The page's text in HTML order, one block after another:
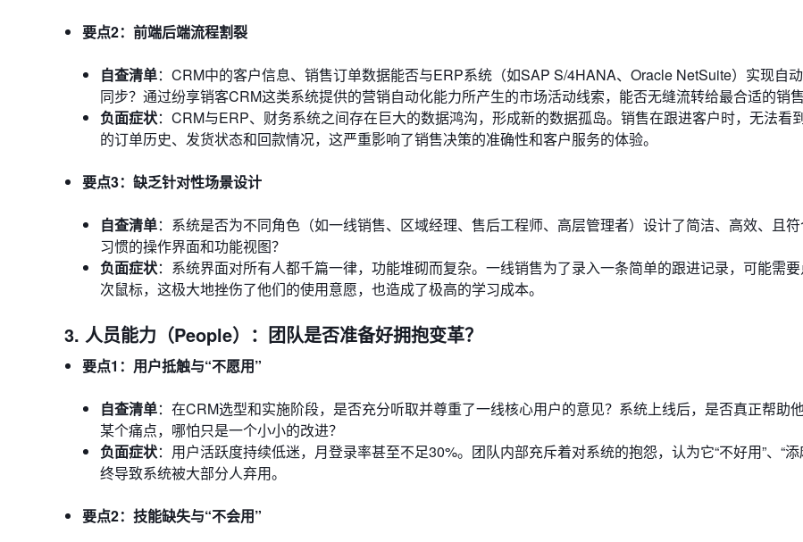
要点2：前端后端流程割裂
自查清单：CRM中的客户信息、销售订单数据能否与ERP系统（如SAP S/4HANA、Oracle NetSuite）实现自
同步？通过纷享销客CRM这类系统提供的营销自动化能力所产生的市场活动线索，能否无缝流转给最合适的销售
负面症状：CRM与ERP、财务系统之间存在巨大的数据鸿沟，形成新的数据孤岛。销售在跟进客户时，无法看
的订单历史、发货状态和回款情况，这严重影响了销售决策的准确性和客户服务的体验。
要点3：缺乏针对性场景设计
自查清单：系统是否为不同角色（如一线销售、区域经理、售后工程师、高层管理者）设计了简洁、高效、且
习惯的操作界面和功能视图？
负面症状：系统界面对所有人都千篇一律，功能堆砌而复杂。一线销售为了录入一条简单的跟进记录，可能需
次鼠标，这极大地挫伤了他们的使用意愿，也造成了极高的学习成本。
3. 人员能力（People）：团队是否准备好拥抱变革？
要点1：用户抵触与“不愿用”
自查清单：在CRM选型和实施阶段，是否充分听取并尊重了一线核心用户的意见？系统上线后，是否真正帮助
某个痛点，哪怕只是一个小小的改进？
负面症状：用户活跃度持续低迷，月登录率甚至不足30%。团队内部充斥着对系统的抱怨，认为它“不好用”、“添
终导致系统被大部分人弃用。
要点2：技能缺失与“不会用”